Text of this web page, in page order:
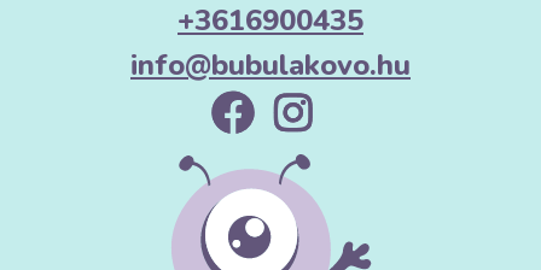
+3616900435
info@bubulakovo.hu